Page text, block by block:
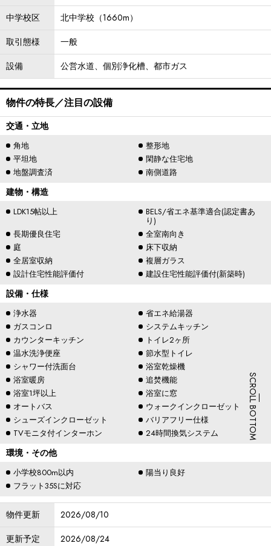
中学校区
北中学校（1660m）
取引態様
一般
設備
公営水道、個別浄化槽、都市ガス
物件の特長／注目の設備
交通・立地
角地
整形地
平坦地
閑静な住宅地
地盤調査済
南側道路
建物・構造
LDK15帖以上 BELS/省エネ基準適合(認定書あ
り)
長期優良住宅
全室南向き
庭
床下収納
全居室収納
複層ガラス
設計住宅性能評価付
建設住宅性能評価付(新築時)
設備・仕様
浄水器
省エネ給湯器
ガスコンロ
システムキッチン
カウンターキッチン
トイレ2ヶ所
温水洗浄便座
節水型トイレ
シャワー付洗面台
浴室乾燥機
浴室暖房
追焚機能
浴室1坪以上
浴室に窓
オートバス
ウォークインクローゼット
シューズインクローゼット
バリアフリー仕様
TVモニタ付インターホン
24時間換気システム
環境・その他
小学校800m以内
陽当り良好
フラット35Sに対応
物件更新
2026/08/10
更新予定
2026/08/24
SCROLL BOTTOM